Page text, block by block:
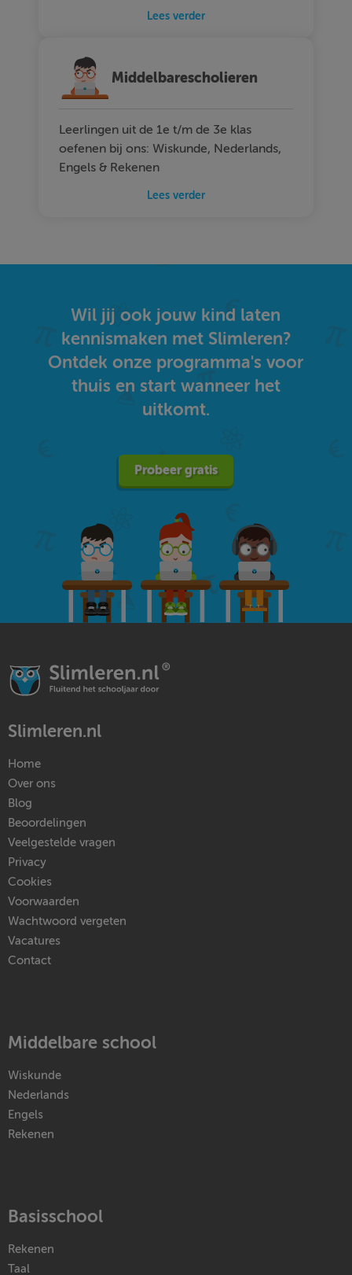
Lees verder
Middelbarescholieren
Leerlingen uit de 1e t/m de 3e klas
oefenen bij ons: Wiskunde, Nederlands,
Engels & Rekenen
Lees verder
Wil jij ook jouw kind laten
kennismaken met Slimleren?
Ontdek onze programma's voor
thuis en start wanneer het
uitkomt.
Probeer gratis
Slimleren.nl
Home
Over ons
Blog
Beoordelingen
Veelgestelde vragen
Privacy
Cookies
Voorwaarden
Wachtwoord vergeten
Vacatures
Contact
Middelbare school
Wiskunde
Nederlands
Engels
Rekenen
Basisschool
Rekenen
Taal